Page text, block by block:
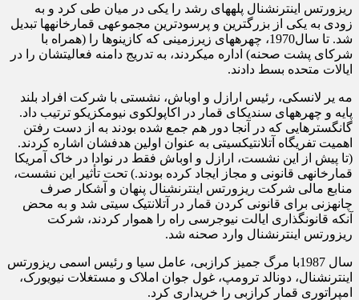
ریزورتس اینترنشنال پله‎های رشد را یکی در میان طی کرد و به
زودی به یکی از بزرگترین و پرسودترین مجموعه‎ی قمارخانه‎ها تبدیل
شد. تا سال1970، چهره‎های زیرزمینی که کازینوها را (همراه با
شرکای پشت صحنه) اداره می‎کردند، به تدریج دامنه فعالیتشان را در
ایالات متحده بسط دادند.
مه یر لانسکی، رئیس ارازل و اوباش، نشستی با شرکت افراد بلند
پایه و چهره‎های سندیکای قمار در اکاپولکوی نیومکزیکو ترتیب داد.
گانگسترهایی که در آنجا دور هم جمع شده بودند به از دست رفتن
اهمیت تفریگاه آتلانتیک‎سیتی به عنوان اولین هدفشان اشاره کردند.
(تا پیش از این نشست، ارازل و اوباش فقط در نوادا در خاک آمریکا
قمارخانه‎ی قانونی و مجاز ایجاد کرده بودند.) تحت تأثیر این نشست،
منابع مالی شرکت ریزورتس اینترنشنال پنهان و آشکار صرف
چانه‎زنی برای قانونی کردن قمار در آتلانتیک سیتی شد و به محض
آنکه قانون‎گذاری ایالت نیوجرسی راه را هموار کردند، شرکت
ریزورتس اینترنشنال وارد صحنه شد.
سال 1987با مرگ جمیز کرازبی، عامل سیا و رئیس اسمی ریزورتس
اینترنشنال، دونالد ترومپ، غول جوان املاک و مستغلات نیویورک،
امپراتوری قمار کرازبی را خریداری کرد.